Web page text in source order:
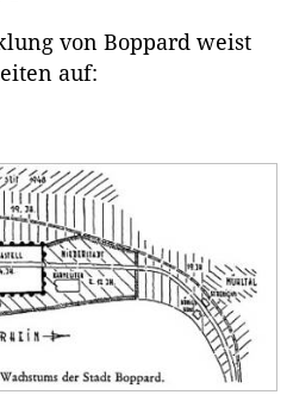
von Boppard weist
auf: